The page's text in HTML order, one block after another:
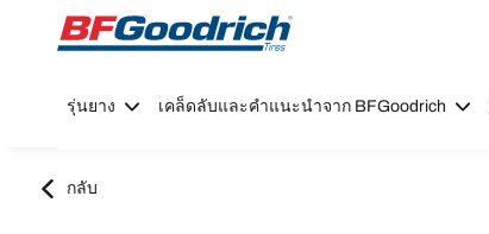
Go to page content
Go to page navigation
รุ่นยาง เคล็ดลับและคำแนะนำจาก BFGoodrich
กลับ